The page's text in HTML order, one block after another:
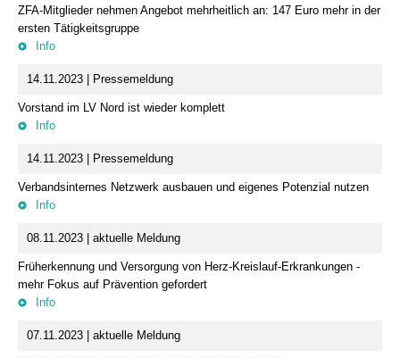
ZFA-Mitglieder nehmen Angebot mehrheitlich an: 147 Euro mehr in der
ersten Tätigkeitsgruppe
Info
14.11.2023 | Pressemeldung
Vorstand im LV Nord ist wieder komplett
Info
14.11.2023 | Pressemeldung
Verbandsinternes Netzwerk ausbauen und eigenes Potenzial nutzen
Info
08.11.2023 | aktuelle Meldung
Früherkennung und Versorgung von Herz-Kreislauf-Erkrankungen -
mehr Fokus auf Prävention gefordert
Info
07.11.2023 | aktuelle Meldung